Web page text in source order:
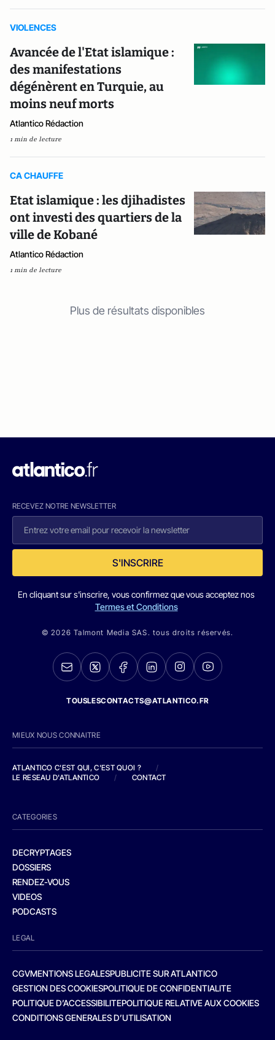
VIOLENCES
Avancée de l'Etat islamique :
des manifestations
dégénèrent en Turquie, au
moins neuf morts
Atlantico Rédaction
1 min de lecture
CA CHAUFFE
Etat islamique : les djihadistes
ont investi des quartiers de la
ville de Kobané
Atlantico Rédaction
1 min de lecture
Plus de résultats disponibles
RECEVEZ NOTRE NEWSLETTER
S'INSCRIRE
En cliquant sur s'inscrire, vous confirmez que vous acceptez nos
Termes et Conditions
© 2026 Talmont Media SAS. tous droits réservés.
TOUSLESCONTACTS@ATLANTICO.FR
MIEUX NOUS CONNAITRE
ATLANTICO C'EST QUI, C'EST QUOI ?
/
LE RESEAU D'ATLANTICO
/ CONTACT
CATEGORIES
DECRYPTAGES
DOSSIERS
RENDEZ-VOUS
VIDEOS
PODCASTS
LEGAL
CGVMENTIONS LEGALESPUBLICITE SUR ATLANTICO
GESTION DES COOKIESPOLITIQUE DE CONFIDENTIALITE
POLITIQUE D’ACCESSIBILITEPOLITIQUE RELATIVE AUX COOKIES
CONDITIONS GENERALES D’UTILISATION